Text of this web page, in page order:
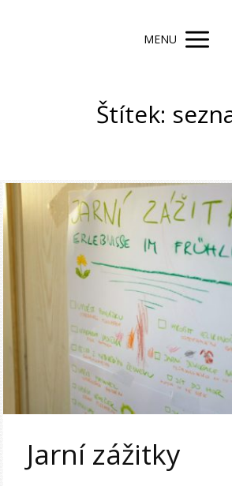
MENU
Štítek:
Jarní zážitky